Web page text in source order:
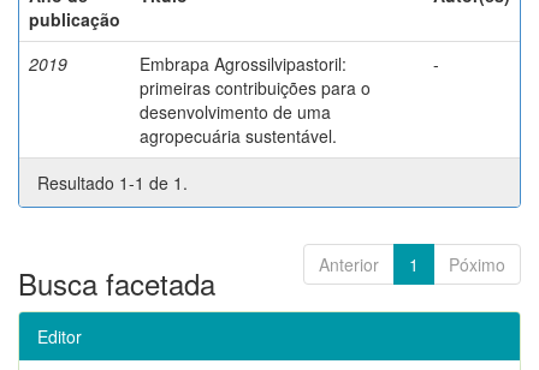
publicação
2019
Embrapa Agrossilvipastoril:
primeiras contribuições para o
desenvolvimento de uma
agropecuária sustentável.
-
Resultado 1-1 de 1.
Anterior 1 Póximo
Busca facetada
Editor